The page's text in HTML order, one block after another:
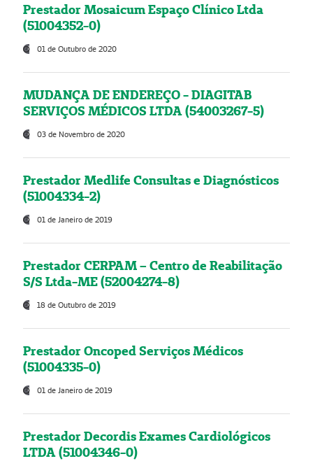
Prestador Mosaicum Espaço Clínico Ltda
(51004352-0)
01 de Outubro de 2020
MUDANÇA DE ENDEREÇO - DIAGITAB
SERVIÇOS MÉDICOS LTDA (54003267-5)
03 de Novembro de 2020
Prestador Medlife Consultas e Diagnósticos
(51004334-2)
01 de Janeiro de 2019
Prestador CERPAM – Centro de Reabilitação
S/S Ltda-ME (52004274-8)
18 de Outubro de 2019
Prestador Oncoped Serviços Médicos
(51004335-0)
01 de Janeiro de 2019
Prestador Decordis Exames Cardiológicos
LTDA (51004346-0)